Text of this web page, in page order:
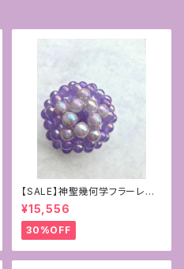
【SALE】神聖幾何学フラーレン~
パープルカルセドニー×ラベンダ
ーアメジスト10mm
¥15,556
30%OFF